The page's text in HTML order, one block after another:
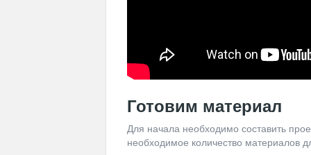
Готовим материал
Для начала необходимо составить
необходимое количество материалов